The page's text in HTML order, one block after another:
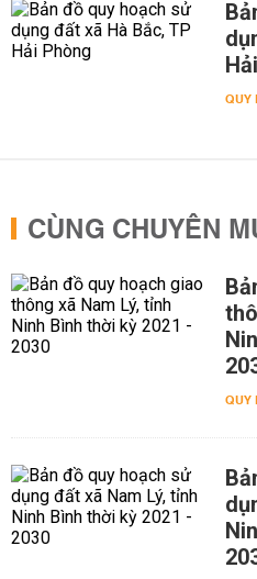
QUY
CÙNG CHUYÊN
QUY